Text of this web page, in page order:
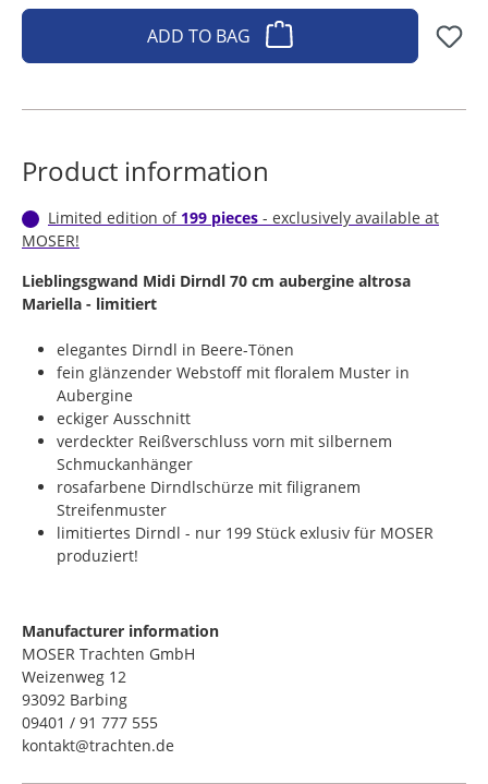
ADD TO BAG
Product information
Limited edition of 199 pieces - exclusively available at
MOSER!
​Lieblingsgwand Midi Dirndl 70 cm aubergine altrosa
Mariella - limitiert
elegantes Dirndl in Beere-Tönen
fein glänzender Webstoff mit floralem Muster in
Aubergine
eckiger Ausschnitt
verdeckter Reißverschluss vorn mit silbernem
Schmuckanhänger
rosafarbene Dirndlschürze mit filigranem
Streifenmuster
limitiertes Dirndl - nur 199 Stück exlusiv für MOSER
produziert!
Manufacturer information
MOSER Trachten GmbH
Weizenweg 12
93092 Barbing
09401 / 91 777 555
kontakt@trachten.de